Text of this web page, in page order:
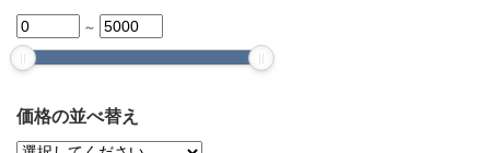
～
価格の並べ替え